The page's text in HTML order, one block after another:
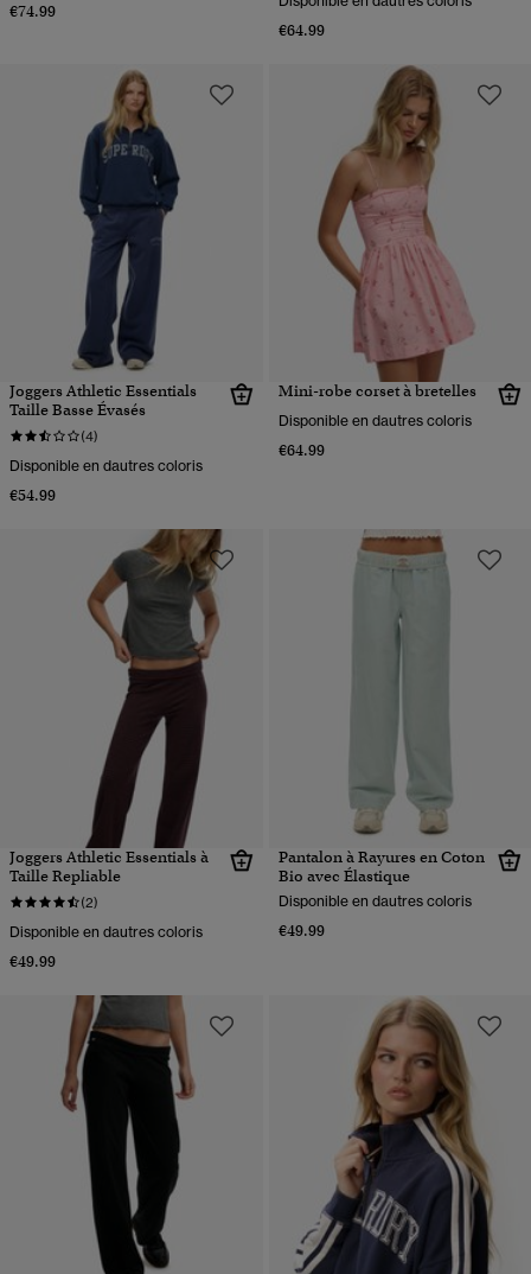
€74.99
€64.99
Joggers Athletic Essentials
Taille Basse Évasés
(4)
Disponible en dautres coloris
€54.99
Mini-robe corset à bretelles
Disponible en dautres coloris
€64.99
Joggers Athletic Essentials à
Taille Repliable
(2)
Disponible en dautres coloris
€49.99
Pantalon à Rayures en Coton
Bio avec Élastique
Disponible en dautres coloris
€49.99